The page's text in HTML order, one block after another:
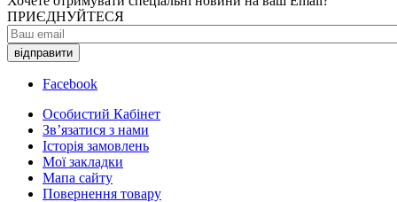
ПРИЄДНУЙТЕСЯ
відправити
Facebook
Особистий Кабінет
Зв’язатися з нами
Історія замовлень
Мої закладки
Мапа сайту
Повернення товару